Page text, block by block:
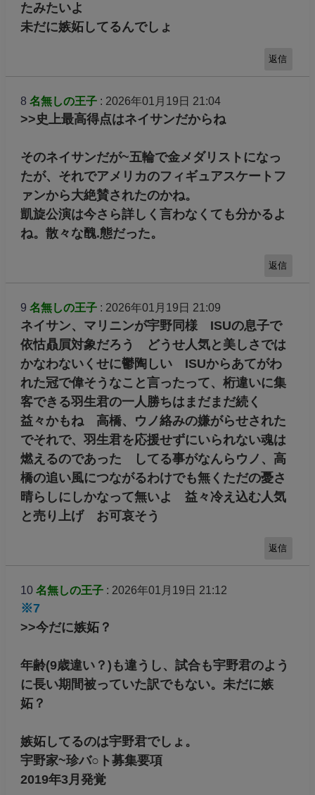
たみたいよ
未だに嫉妬してるんでしょ
返信
8 名無しの王子: 2026年01月19日 21:04
>>史上最高得点はネイサンだからね
そのネイサンだが~五輪で金メダリストになっ
たが、それでアメリカのフィギュアスケートフ
ァンから大絶賛されたのかね。
凱旋公演は今さら詳しく言わなくても分かるよ
ね。散々な醜.態だった。
返信
9 名無しの王子: 2026年01月19日 21:09
ネイサン、マリニンが宇野同様 ISUの息子で
依怙贔屓対象だろう どうせ人気と美しさでは
かなわないくせに鬱陶しい ISUからあてがわ
れた冠で偉そうなこと言ったって、桁違いに集
客できる羽生君の一人勝ちはまだまだ続く
益々かもね 高橋、ウノ絡みの嫌がらせされた
でそれで、羽生君を応援せずにいられない魂は
燃えるのであった してる事がなんらウノ、高
橋の追い風につながるわけでも無くただの憂さ
晴らしにしかなって無いよ 益々冷え込む人気
と売り上げ お可哀そう
返信
10 名無しの王子: 2026年01月19日 21:12
※7
>>今だに嫉妬？
年齢(9歳違い？)も違うし、試合も宇野君のよう
に長い期間被っていた訳でもない。未だに嫉
妬？
嫉妬してるのは宇野君でしょ。
宇野家~珍バ○ト募集要項
2019年3月発覚